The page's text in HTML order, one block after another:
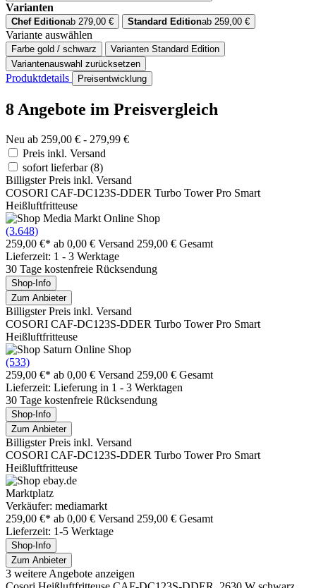
Varianten
Chef Editionab 279,00 € Standard Editionab 259,00 €
Variante auswählen
Farbe gold / schwarz Varianten Standard Edition
Variantenauswahl zurücksetzen
Produktdetails Preisentwicklung
8 Angebote im Preisvergleich
Neu ab 259,00 € - 279,99 €
Preis inkl. Versand
sofort lieferbar(8)
Billigster Preis inkl. Versand
COSORI CAF-DC123S-DDER Turbo Tower Pro Smart
Heißluftfritteuse
(3.648)
259,00 €* ab 0,00 € Versand 259,00 € Gesamt
Lieferzeit: 1 - 3 Werktage
30 Tage kostenfreie Rücksendung
Shop-Info
Zum Anbieter
Billigster Preis inkl. Versand
COSORI CAF-DC123S-DDER Turbo Tower Pro Smart
Heißluftfritteuse
(533)
259,00 €* ab 0,00 € Versand 259,00 € Gesamt
Lieferzeit: Lieferung in 1 - 3 Werktagen
30 Tage kostenfreie Rücksendung
Shop-Info
Zum Anbieter
Billigster Preis inkl. Versand
COSORI CAF-DC123S-DDER Turbo Tower Pro Smart
Heißluftfritteuse
Marktplatz
Verkäufer: mediamarkt
259,00 €* ab 0,00 € Versand 259,00 € Gesamt
Lieferzeit: 1-5 Werktage
Shop-Info
Zum Anbieter
3 weitere Angebote anzeigen